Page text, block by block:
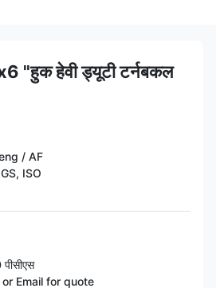
"हुक हेवी ड्यूटी टर्नबकल
/ AF
ISO
or Email for quote